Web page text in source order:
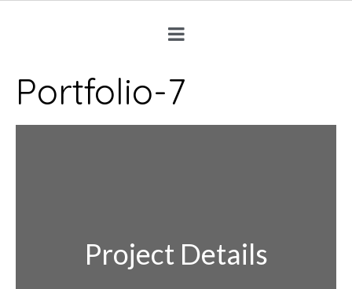
Portfolio-7
Project Details